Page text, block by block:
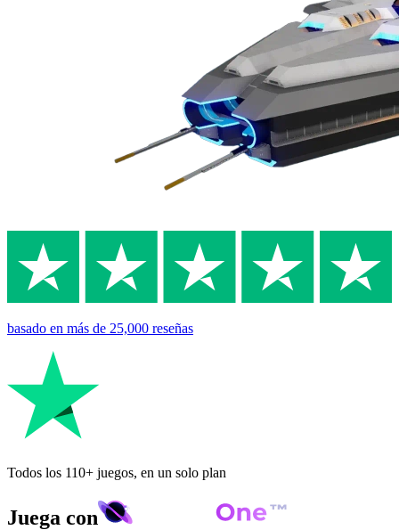
basado en más de 25,000 reseñas
Todos los 110+ juegos, en un solo plan
Juega con